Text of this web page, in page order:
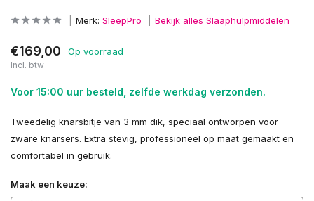
Merk: SleepPro Bekijk alles Slaaphulpmiddelen
€169,00 Op voorraad
Incl. btw
Voor 15:00 uur besteld, zelfde werkdag verzonden.
Tweedelig knarsbitje van 3 mm dik, speciaal ontworpen voor
zware knarsers. Extra stevig, professioneel op maat gemaakt en
comfortabel in gebruik.
Maak een keuze: